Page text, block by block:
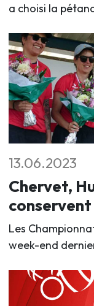
a choisi la
13.06.2023
Chervet,
Les
week-end